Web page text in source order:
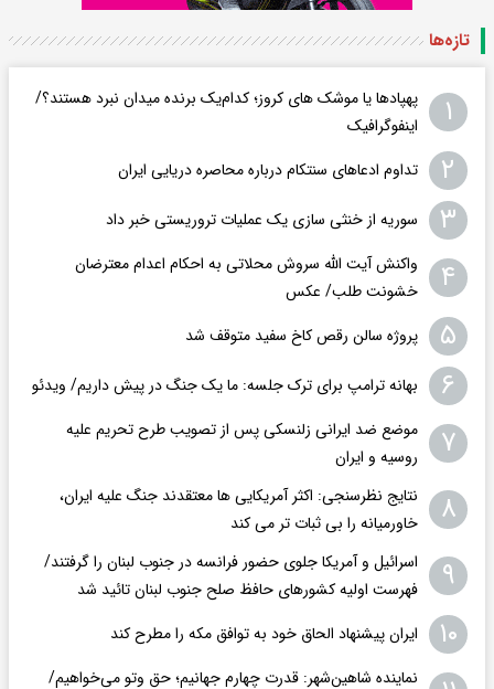
تازه‌ها
۱
پهپادها یا موشک های کروز؛ کدام‌یک برنده میدان نبرد هستند؟/
اینفوگرافیک
۲ تداوم ادعاهای سنتکام درباره محاصره دریایی ایران
۳ سوریه از خنثی سازی یک عملیات تروریستی خبر داد
۴
واکنش آیت الله سروش محلاتی به احکام اعدام معترضان
خشونت طلب/ عکس
۵ پروژه سالن رقص کاخ سفید متوقف شد
۶ بهانه ترامپ برای ترک جلسه: ما یک جنگ در پیش داریم/ ویدئو
۷
موضع ضد ایرانی زلنسکی پس از تصویب طرح تحریم علیه
روسیه و ایران
۸
نتایج نظرسنجی: اکثر آمریکایی ها معتقدند جنگ علیه ایران،
خاورمیانه را بی ثبات تر می کند
۹
اسرائیل و آمریکا جلوی حضور فرانسه در جنوب لبنان را گرفتند/
فهرست اولیه کشورهای حافظ صلح جنوب لبنان تائید شد
۱۰ ایران پیشنهاد الحاق خود به توافق مکه را مطرح کند
نماینده شاهین‌شهر: قدرت چهارم جهانیم؛ حق وتو می‌خواهیم/